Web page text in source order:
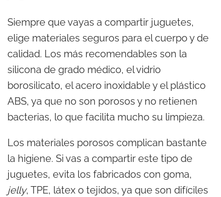
Siempre que vayas a compartir juguetes,
elige materiales seguros para el cuerpo y de
calidad. Los más recomendables son la
silicona de grado médico, el vidrio
borosilicato, el acero inoxidable y el plástico
ABS, ya que no son porosos y no retienen
bacterias, lo que facilita mucho su limpieza.
Los materiales porosos complican bastante
la higiene. Si vas a compartir este tipo de
juguetes, evita los fabricados con goma,
jelly, TPE, látex o tejidos, ya que son difíciles